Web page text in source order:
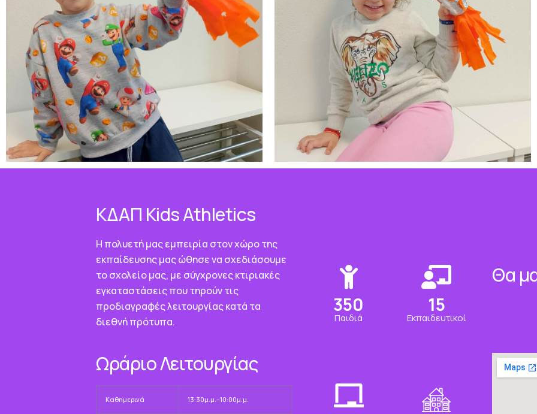
ΚΔΑΠ Κids Athletics
Η πολυετή μας εμπειρία στον χώρο της
εκπαίδευσης μας ώθησε να σχεδιάσουμε
το σχολείο μας, με σύγχρονες κτιριακές
εγκαταστάσεις που τηρούν τις
προδιαγραφές λειτουργίας κατά τα
διεθνή πρότυπα.
Ωράριο Λειτουργίας
Καθημερινά 13:30μ.μ.–10:00μ.μ.
350
Παιδιά
15
Εκπαιδευτικοί
Θα